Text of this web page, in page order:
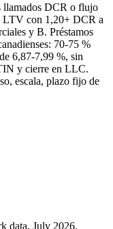
llamados DCR o flujo
LTV con 1,20+ DCR a
y B. Préstamos
70-75 %
6,87-7,99 %, sin
y cierre en LLC.
escala, plazo fijo de
data, July 2026.